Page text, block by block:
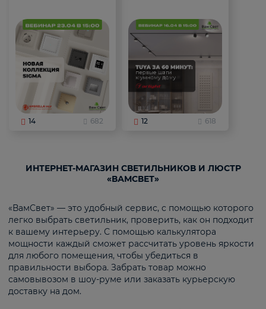
14 682 12 618
ИНТЕРНЕТ-МАГАЗИН СВЕТИЛЬНИКОВ И ЛЮСТР
«ВАМСВЕТ»
«ВамСвет» — это удобный сервис, с помощью которого
легко выбрать светильник, проверить, как он подходит
к вашему интерьеру. С помощью калькулятора
мощности каждый сможет рассчитать уровень яркости
для любого помещения, чтобы убедиться в
правильности выбора. Забрать товар можно
самовывозом в шоу-руме или заказать курьерскую
доставку на дом.